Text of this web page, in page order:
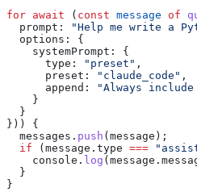
for await ( const message of
  prompt:
"Help me write a
  options:
{
    systemPrompt:
{
      type:
"preset" ,
      preset:
"claude_code" ,
      append:
"Always
    }
  }
})) {
  messages
. push ( message );
  if
( message . type ===
    console
. log ( message .
  }
}